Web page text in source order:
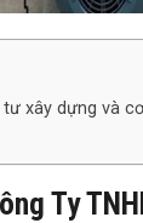
xây dựng và
Ty